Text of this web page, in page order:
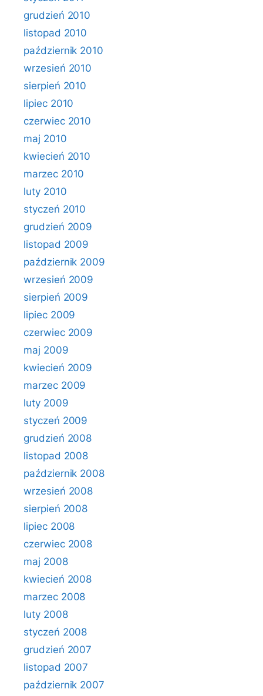
grudzień 2010
listopad 2010
październik 2010
wrzesień 2010
sierpień 2010
lipiec 2010
czerwiec 2010
maj 2010
kwiecień 2010
marzec 2010
luty 2010
styczeń 2010
grudzień 2009
listopad 2009
październik 2009
wrzesień 2009
sierpień 2009
lipiec 2009
czerwiec 2009
maj 2009
kwiecień 2009
marzec 2009
luty 2009
styczeń 2009
grudzień 2008
listopad 2008
październik 2008
wrzesień 2008
sierpień 2008
lipiec 2008
czerwiec 2008
maj 2008
kwiecień 2008
marzec 2008
luty 2008
styczeń 2008
grudzień 2007
listopad 2007
październik 2007